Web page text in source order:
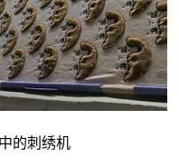
的刺绣机